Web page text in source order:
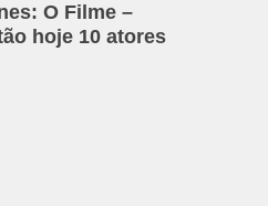
O Filme –
hoje 10 atores